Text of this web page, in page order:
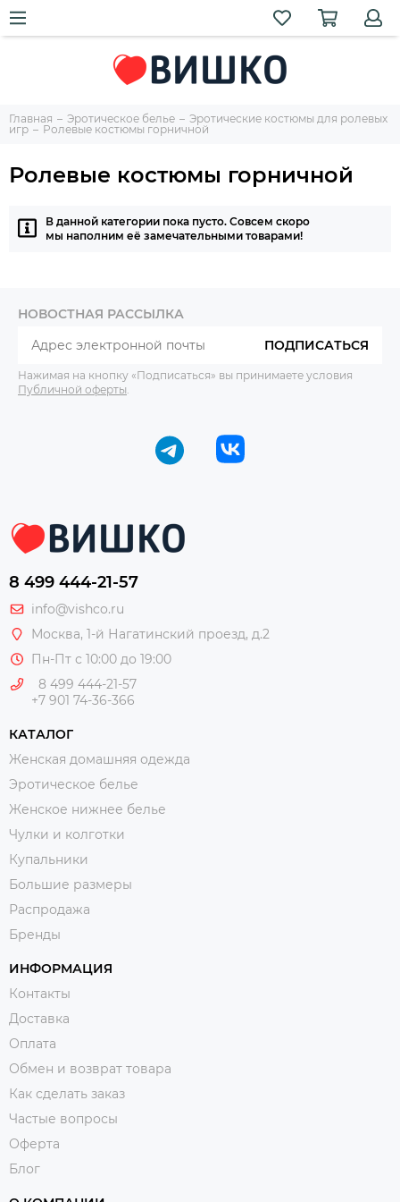
Главная Эротическое белье
Эротические костюмы для ролевых
игр
Ролевые костюмы горничной
Ролевые костюмы горничной
В данной категории пока пусто. Совсем скоро
мы наполним её замечательными товарами!
НОВОСТНАЯ РАССЫЛКА
ПОДПИСАТЬСЯ
Нажимая на кнопку «Подписаться» вы принимаете условия
Публичной оферты
8 499 444-21-57
info@vishco.ru
Москва, 1-й Нагатинский проезд, д.2
Пн-Пт с 10:00 до 19:00
8 499 444-21-57
+7 901 74-36-366
КАТАЛОГ
Женская домашняя одежда
Эротическое белье
Женское нижнее белье
Чулки и колготки
Купальники
Большие размеры
Распродажа
Бренды
ИНФОРМАЦИЯ
Контакты
Доставка
Оплата
Обмен и возврат товара
Как сделать заказ
Частые вопросы
Оферта
Блог